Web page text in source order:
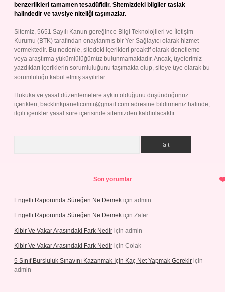
benzerlikleri tamamen tesadüfidir. Sitemizdeki bilgiler taslak
halindedir ve tavsiye niteliği taşımazlar.
Sitemiz, 5651 Sayılı Kanun gereğince Bilgi Teknolojileri ve İletişim
Kurumu (BTK) tarafından onaylanmış bir Yer Sağlayıcı olarak hizmet
vermektedir. Bu nedenle, sitedeki içerikleri proaktif olarak denetleme
veya araştırma yükümlülüğümüz bulunmamaktadır. Ancak, üyelerimiz
yazdıkları içeriklerin sorumluluğunu taşımakta olup, siteye üye olarak bu
sorumluluğu kabul etmiş sayılırlar.
Hukuka ve yasal düzenlemelere aykırı olduğunu düşündüğünüz
içerikleri, backlinkpanelicomtr@gmail.com adresine bildirmeniz halinde,
ilgili içerikler yasal süre içerisinde sitemizden kaldırılacaktır.
Son yorumlar
Engelli Raporunda Süreğen Ne Demek için admin
Engelli Raporunda Süreğen Ne Demek için Zafer
Kibir Ve Vakar Arasındaki Fark Nedir için admin
Kibir Ve Vakar Arasındaki Fark Nedir için Çolak
5 Sınıf Bursluluk Sınavını Kazanmak Için Kaç Net Yapmak Gerekir için
admin